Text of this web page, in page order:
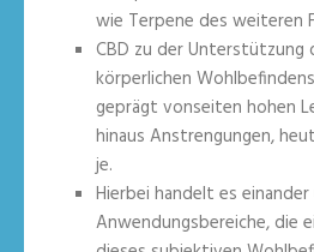
wie Terpene des weiteren
CBD zu der Unterstützung
körperlichen
geprägt vonseiten hohen
hinaus Anstrengungen,
je.
Hierbei handelt es einander
Anwendungsbereiche, die